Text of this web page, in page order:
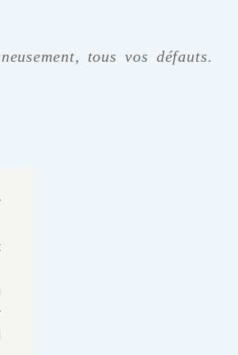
tous vos défauts.